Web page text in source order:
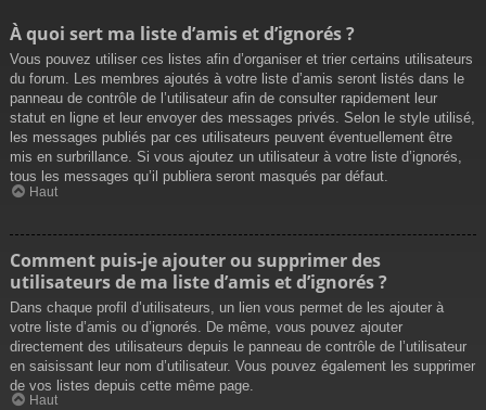
À quoi sert ma liste d’amis et d’ignorés ?
Vous pouvez utiliser ces listes afin d’organiser et trier certains utilisateurs
du forum. Les membres ajoutés à votre liste d’amis seront listés dans le
panneau de contrôle de l’utilisateur afin de consulter rapidement leur
statut en ligne et leur envoyer des messages privés. Selon le style utilisé,
les messages publiés par ces utilisateurs peuvent éventuellement être
mis en surbrillance. Si vous ajoutez un utilisateur à votre liste d’ignorés,
tous les messages qu’il publiera seront masqués par défaut.
Haut
Comment puis-je ajouter ou supprimer des
utilisateurs de ma liste d’amis et d’ignorés ?
Dans chaque profil d’utilisateurs, un lien vous permet de les ajouter à
votre liste d’amis ou d’ignorés. De même, vous pouvez ajouter
directement des utilisateurs depuis le panneau de contrôle de l’utilisateur
en saisissant leur nom d’utilisateur. Vous pouvez également les supprimer
de vos listes depuis cette même page.
Haut